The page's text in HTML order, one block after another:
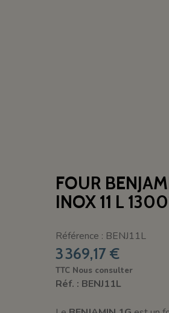
FOUR
INOX 11 L
Référence : BENJ11L
3 369,17 €
TTC Nous consulter
Réf. : BENJ11L